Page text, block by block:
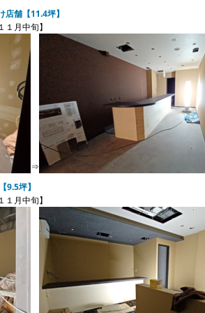
店舗【11.4坪】
旬】
⇒
9.5坪】
旬】